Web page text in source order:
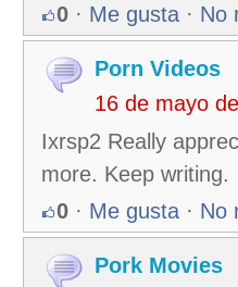
0 · Me gusta · No
Porn Videos
16 de mayo
Ixrsp2 Really
more. Keep writing.
0 · Me gusta · No
Pork Movies